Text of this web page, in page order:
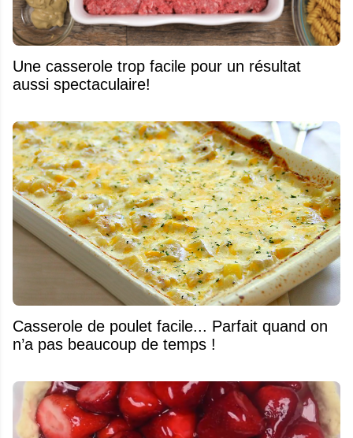
Une casserole trop facile pour un résultat
aussi spectaculaire!
Casserole de poulet facile... Parfait quand on
n’a pas beaucoup de temps !